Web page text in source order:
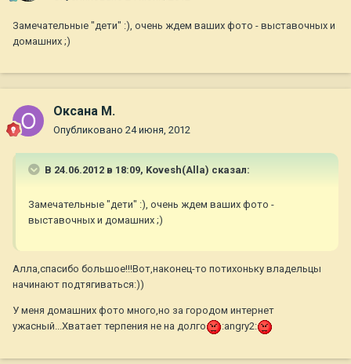
Замечательные "дети" :), очень ждем ваших фото - выставочных и
домашних ;)
Оксана М.
Опубликовано 24 июня, 2012
В 24.06.2012 в 18:09, Kovesh(Alla) сказал:
Замечательные "дети" :), очень ждем ваших фото -
выставочных и домашних ;)
Алла,спасибо большое!!!Вот,наконец-то потихоньку владельцы
начинают подтягиваться:))
У меня домашних фото много,но за городом интернет
ужасный...Хватает терпения не на долго
:angry2: